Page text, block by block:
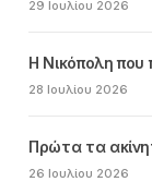
29 Ιουλίου 2026
Η Νικόπολη που
28 Ιουλίου 2026
Πρώτα τα
26 Ιουλίου 2026